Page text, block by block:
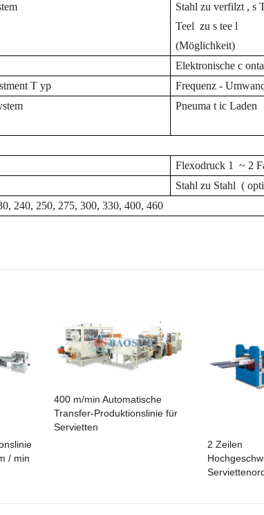
Stahl zu verfilzt , s
Teel zu s tee l
(Möglichkeit)
Elektronische c
T yp Frequenz -
Pneuma t ic Laden
Flexodruck 1 ~ 2
Stahl zu Stahl (
240, 250, 275, 300, 330, 400, 460
/ min
400 m/min Automatische
Transfer-Produktionslinie für
Servietten
2 Zeilen